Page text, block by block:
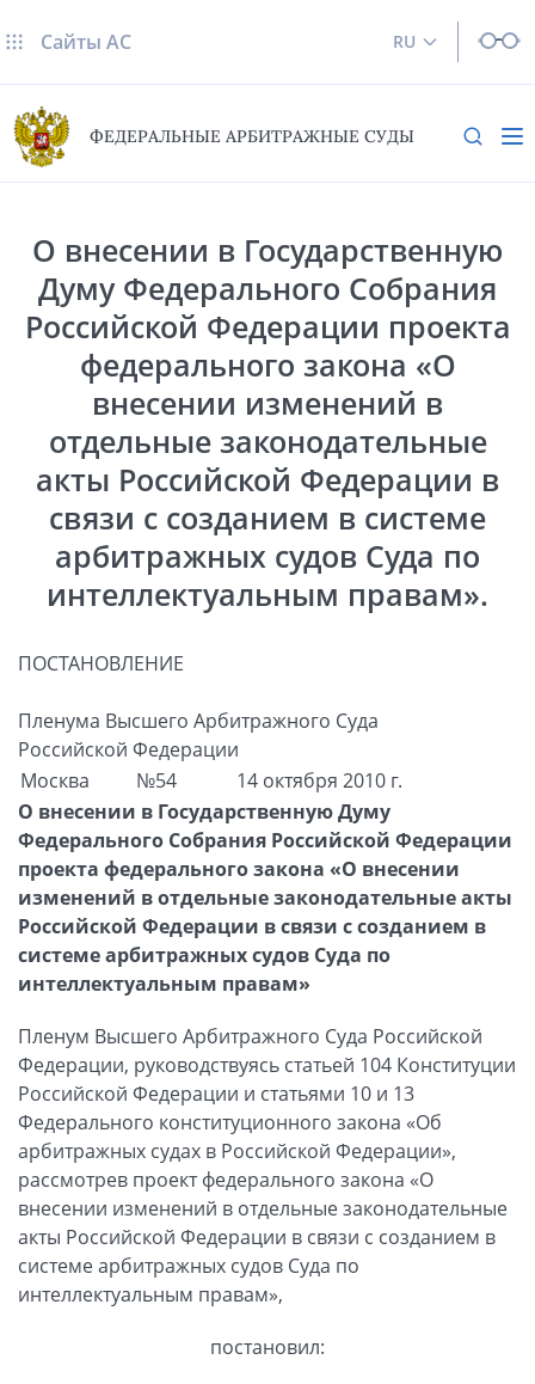
RU
Сайты AC
ФЕДЕРАЛЬНЫЕ АРБИТРАЖНЫЕ СУДЫ
О внесении в Государственную
Думу Федерального Собрания
Российской Федерации проекта
федерального закона «О
внесении изменений в
отдельные законодательные
акты Российской Федерации в
связи с созданием в системе
арбитражных судов Суда по
интеллектуальным правам».
ПОСТАНОВЛЕНИЕ
Пленума Высшего Арбитражного Суда
Российской Федерации
Москва
№54
14 октября 2010 г.
О внесении в Государственную Думу
Федерального Собрания Российской Федерации
проекта федерального закона «О внесении
изменений в отдельные законодательные акты
Российской Федерации в связи с созданием в
системе арбитражных судов Суда по
интеллектуальным правам»
Пленум Высшего Арбитражного Суда Российской
Федерации, руководствуясь статьей 104 Конституции
Российской Федерации и статьями 10 и 13
Федерального конституционного закона «Об
арбитражных судах в Российской Федерации»,
рассмотрев проект федерального закона «О
внесении изменений в отдельные законодательные
акты Российской Федерации в связи с созданием в
системе арбитражных судов Суда по
интеллектуальным правам»,
постановил: